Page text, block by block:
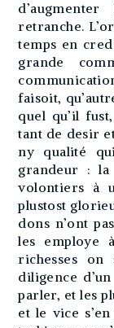
retranche.
temps en
grande
faisoit,
quel qu’il
tant de desir
ny qualité
grandeur : la
volontiers à
plustost
dons n’ont
les employe
richesses on
diligence
parler, et les
et le vice